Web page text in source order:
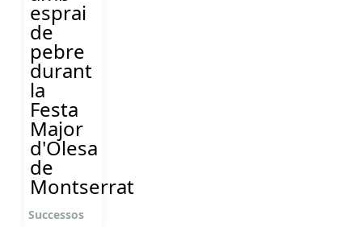
esprai
de
pebre
durant
la
Festa
Major
d'Olesa
de
Montserrat
Successos